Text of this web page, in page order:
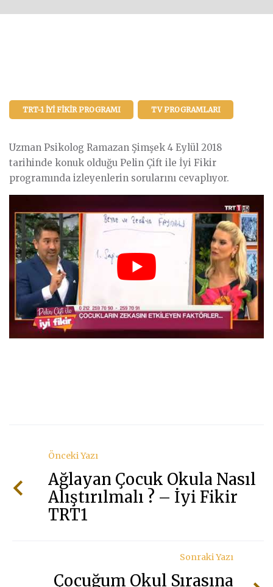
TRT-1 İYI FIKIR PROGRAMI TV PROGRAMLARI
Uzman Psikolog Ramazan Şimşek 4 Eylül 2018
tarihinde konuk olduğu Pelin Çift ile İyi Fikir
programında izleyenlerin sorularını cevaplıyor.
Önceki Yazı
Ağlayan Çocuk Okula Nasıl
Alıştırılmalı ? – İyi Fikir
TRT1
Sonraki Yazı
Çocuğum Okul Sırasına